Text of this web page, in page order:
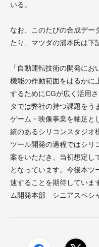
いる。
なお、このたびの合成デー
たり、マツダの浦本氏は下
「自動運転技術の開発に
機能の作動範囲をはるかに
するためにCGが広く活用
タでは弊社の持つ課題をう
ゲーム・映像事業を軸足と
績のあるシリコンスタジオ
ツール開発の過程ではシリ
案をいただき、当初想定し
となっています。今後本ツ
速することを期待してい
ム開発本部 シニアスペシ